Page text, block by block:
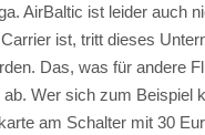
AirBaltic ist leider auch
Carrier ist, tritt dieses
Das, was für andere
Wer sich zum Beispiel
am Schalter mit 30